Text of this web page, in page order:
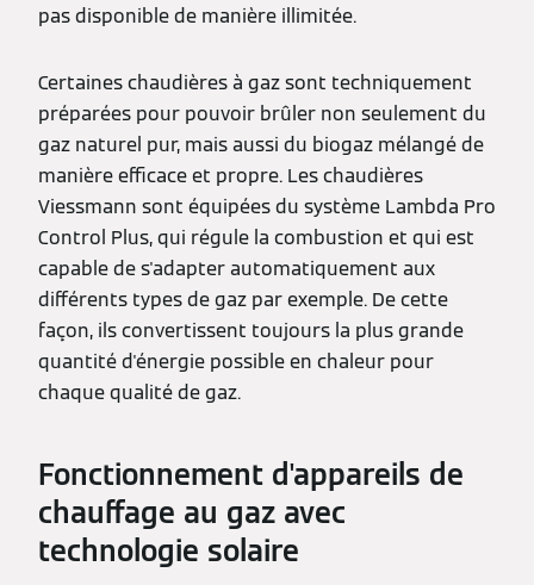
pas disponible de manière illimitée.
Certaines chaudières à gaz sont techniquement
préparées pour pouvoir brûler non seulement du
gaz naturel pur, mais aussi du biogaz mélangé de
manière efficace et propre. Les chaudières
Viessmann sont équipées du système Lambda Pro
Control Plus, qui régule la combustion et qui est
capable de s'adapter automatiquement aux
différents types de gaz par exemple. De cette
façon, ils convertissent toujours la plus grande
quantité d'énergie possible en chaleur pour
chaque qualité de gaz.
Fonctionnement d'appareils de
chauffage au gaz avec
technologie solaire